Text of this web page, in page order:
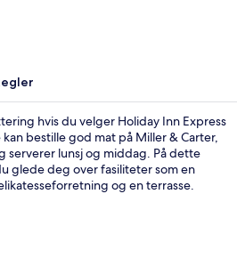
hvis du velger Holiday Inn Express
bestille god mat på Miller & Carter,
serverer lunsj og middag. På dette
glede deg over fasiliteter som en
og en terrasse.